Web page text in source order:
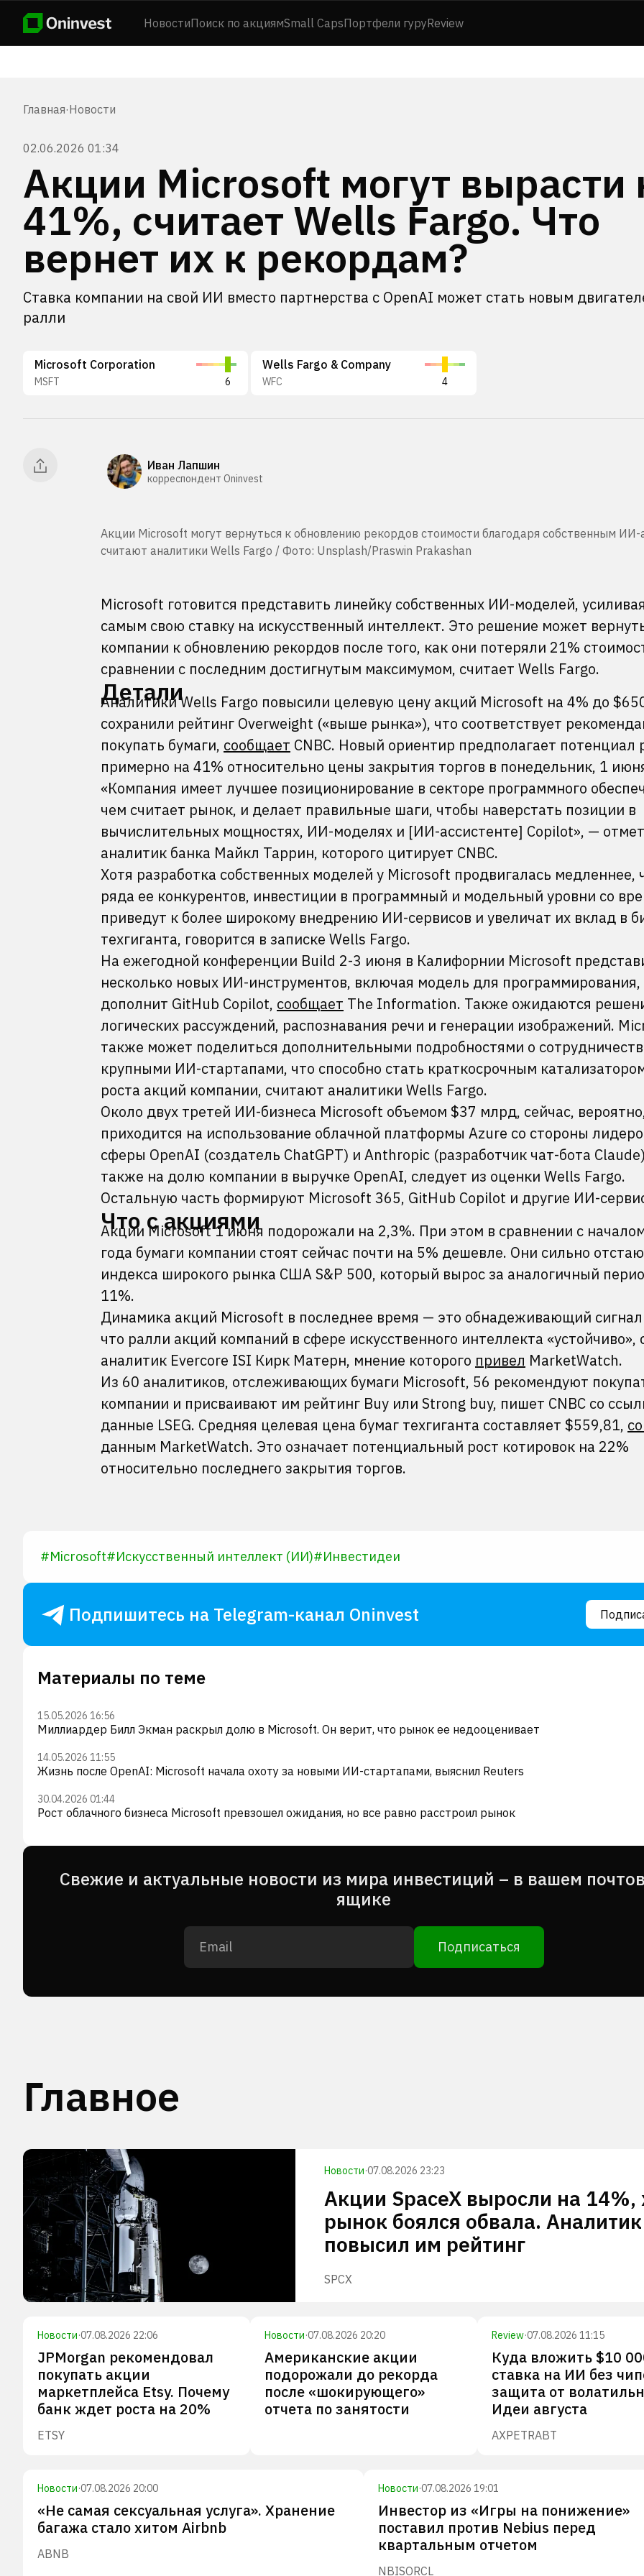
НовостиПоиск по акциямSmall CapsПортфели гуруReview
Главная·Новости
02.06.2026 01:34
Акции Microsoft могут вырасти
41%, считает Wells Fargo. Что
вернет их к рекордам?
Ставка компании на свой ИИ вместо партнерства с OpenAI может стать новым
ралли
Microsoft Corporation
MSFT 6
Wells Fargo & Company
WFC 4
Иван Лапшин
корреспондент Oninvest
Акции Microsoft могут вернуться к обновлению рекордов стоимости благодаря собственным ИИ-
считают аналитики Wells Fargo / Фото: Unsplash/Praswin Prakashan
Microsoft готовится представить линейку собственных ИИ-моделей,
самым свою ставку на искусственный интеллект. Это решение может
компании к обновлению рекордов после того, как они потеряли 21%
сравнении с последним достигнутым максимумом, считает Wells Fargo.
Детали
Аналитики Wells Fargo повысили целевую цену акций Microsoft на 4% до
сохранили рейтинг Overweight («выше рынка»), что соответствует
покупать бумаги, сообщает CNBC. Новый ориентир предполагает потенциал
примерно на 41% относительно цены закрытия торгов в понедельник, 1
«Компания имеет лучшее позиционирование в секторе программного
чем считает рынок, и делает правильные шаги, чтобы наверстать позиции в
вычислительных мощностях, ИИ-моделях и [ИИ-ассистенте] Copilot», —
аналитик банка Майкл Таррин, которого цитирует CNBC.
Хотя разработка собственных моделей у Microsoft продвигалась медленнее,
ряда ее конкурентов, инвестиции в программный и модельный уровни со
приведут к более широкому внедрению ИИ-сервисов и увеличат их вклад в
техгиганта, говорится в записке Wells Fargo.
На ежегодной конференции Build 2-3 июня в Калифорнии Microsoft
несколько новых ИИ-инструментов, включая модель для программирования,
дополнит GitHub Copilot, сообщает The Information. Также ожидаются
логических рассуждений, распознавания речи и генерации изображений.
также может поделиться дополнительными подробностями о
крупными ИИ-стартапами, что способно стать краткосрочным
роста акций компании, считают аналитики Wells Fargo.
Около двух третей ИИ-бизнеса Microsoft объемом $37 млрд, сейчас,
приходится на использование облачной платформы Azure со стороны
сферы OpenAI (создатель ChatGPT) и Anthropic (разработчик чат-бота
также на долю компании в выручке OpenAI, следует из оценки Wells Fargo.
Остальную часть формируют Microsoft 365, GitHub Copilot и другие ИИ-
Что с акциями
Акции Microsoft 1 июня подорожали на 2,3%. При этом в сравнении с
года бумаги компании стоят сейчас почти на 5% дешевле. Они сильно
индекса широкого рынка США S&P 500, который вырос за аналогичный
11%.
Динамика акций Microsoft в последнее время — это обнадеживающий
что ралли акций компаний в сфере искусственного интеллекта «устойчиво»,
аналитик Evercore ISI Кирк Матерн, мнение которого привел MarketWatch.
Из 60 аналитиков, отслеживающих бумаги Microsoft, 56 рекомендуют
компании и присваивают им рейтинг Buy или Strong buy, пишет CNBC со
данные LSEG. Средняя целевая цена бумаг техгиганта составляет $559,81,
данным MarketWatch. Это означает потенциальный рост котировок на 22%
относительно последнего закрытия торгов.
#Microsoft#Искусственный интеллект (ИИ)#Инвестидеи
Подпишитесь на Telegram-канал Oninvest
Материалы по теме
15.05.2026 16:56
Миллиардер Билл Экман раскрыл долю в Microsoft. Он верит, что рынок ее недооценивает
14.05.2026 11:55
Жизнь после OpenAI: Microsoft начала охоту за новыми ИИ-стартапами, выяснил Reuters
30.04.2026 01:44
Рост облачного бизнеса Microsoft превзошел ожидания, но все равно расстроил рынок
Cвежие и актуальные новости из мира инвестиций – в вашем
ящике
Подписаться
Главное
Новости·07.08.2026 23:23
Акции SpaceX выросли на 14%,
рынок боялся обвала. Аналитик
повысил им рейтинг
SPCX
Новости·07.08.2026 22:06
JPMorgan рекомендовал
покупать акции
маркетплейса Etsy. Почему
банк ждет роста на 20%
ETSY
Новости·07.08.2026 20:20
Американские акции
подорожали до рекорда
после «шокирующего»
отчета по занятости
Review·07.08.2026 11:15
Куда вложить $10
ставка на ИИ без
защита от
Идеи августа
AXPETRABT
Новости·07.08.2026 20:00
«Не самая сексуальная услуга». Хранение
багажа стало хитом Airbnb
ABNB
Новости·07.08.2026 19:01
Инвестор из «Игры на понижение»
поставил против Nebius перед
квартальным отчетом
NBISORCL